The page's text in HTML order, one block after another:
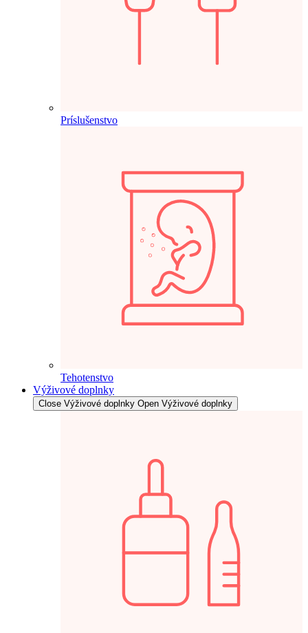
Príslušenstvo
Tehotenstvo
Výživové doplnky
Close Výživové doplnky Open Výživové doplnky